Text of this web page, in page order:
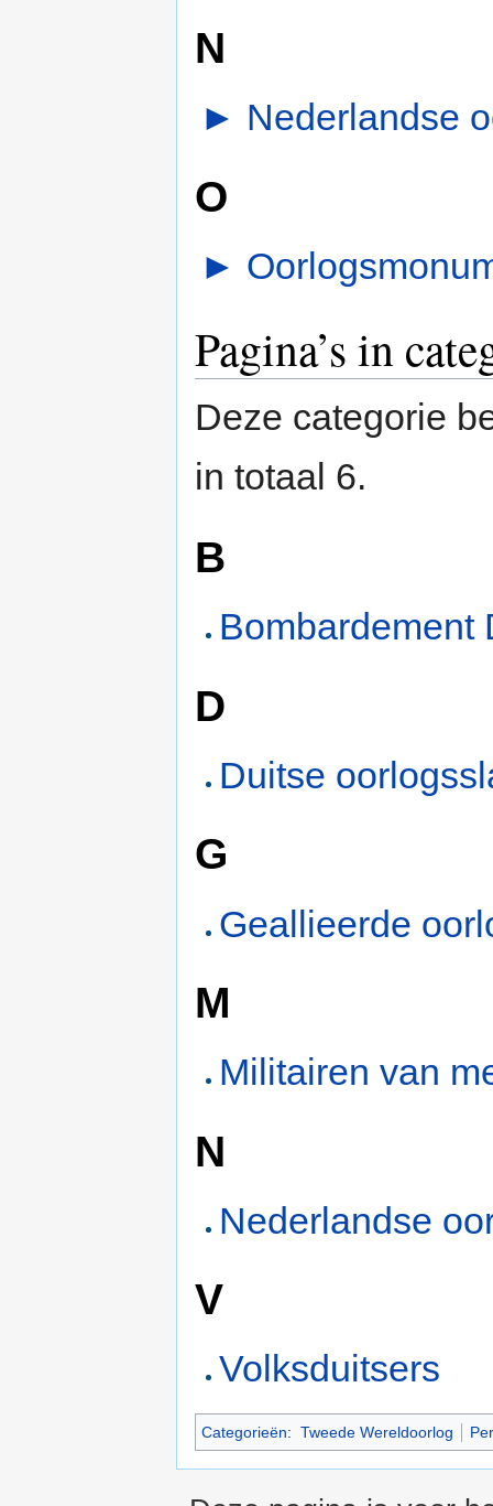
N
► Nederlandse
O
►
Pagina’s in
Deze categorie
in totaal 6.
B
Bombardement
D
Duitse
G
Geallieerde
M
Militairen van
N
Nederlandse
V
Volksduitsers
Categorieën: Tweede Wereldoorlog